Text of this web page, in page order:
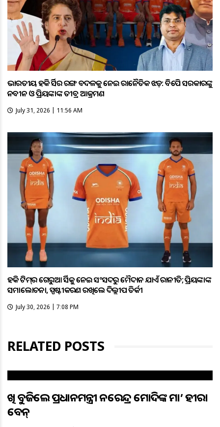
ଭାରତୀୟ ହକି ଜର୍ସିର ରଙ୍ଗ ବଦଳକୁ ନେଇ ରାଜନୈତିକ ଝଡ଼: ବିଜେପି ସରକାରଙ୍କୁ
ନବୀନ ଓ ପ୍ରିୟଙ୍କାଙ୍କ ତୀବ୍ର ଆକ୍ରମଣ
July 31, 2026 | 11:56 AM
ହକି ଟିମ୍‌ର ଗେରୁଆ ଜର୍ସିକୁ ନେଇ ସଂସଦରୁ ମୈଦାନ ଯାଏଁ ରାଜନୀତି; ପ୍ରିୟଙ୍କାଙ୍କ
ସମାଲୋଚନା, ସ୍ପଷ୍ଟୀକରଣ ରଖିଲେ ଦିଲ୍ଲୀପ ତିର୍କୀ
July 30, 2026 | 7:08 PM
RELATED POSTS
ଆଖି ବୁଜିଲେ ପ୍ରଧାନମନ୍ତ୍ରୀ ନରେନ୍ଦ୍ର ମୋଦିଙ୍କ ମା’ ହୀରା
ବେନ୍‌